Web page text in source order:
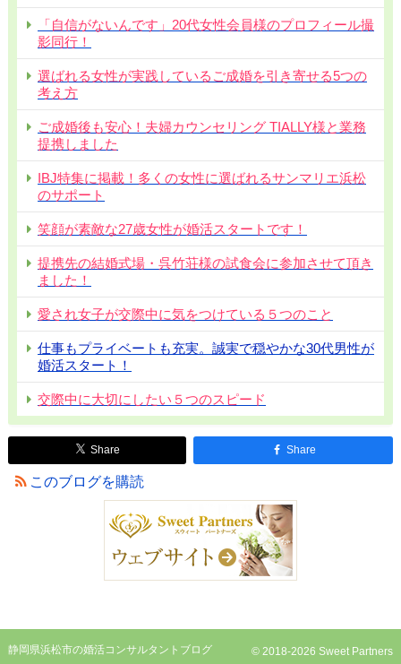
「自信がないんです」20代女性会員様のプロフィール撮
影同行！
選ばれる女性が実践しているご成婚を引き寄せる5つの
考え方
ご成婚後も安心！夫婦カウンセリング TIALLY様と業務
提携しました
IBJ特集に掲載！多くの女性に選ばれるサンマリエ浜松
のサポート
笑顔が素敵な27歳女性が婚活スタートです！
提携先の結婚式場・呉竹荘様の試食会に参加させて頂き
ました！
愛され女子が交際中に気をつけている５つのこと
仕事もプライベートも充実。誠実で穏やかな30代男性が
婚活スタート！
交際中に大切にしたい５つのスピード
Share Share
このブログを購読
© 2018-2026 Sweet Partners
静岡県浜松市の婚活コンサルタントブログ